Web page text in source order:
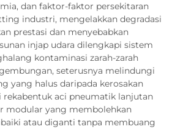
dan faktor-faktor persekitaran
industri, mengelakkan degradasi
prestasi dan menyebabkan
injap udara dilengkapi sistem
kontaminasi zarah-zarah
seterusnya melindungi
yang halus daripada kerosakan
rekabentuk aci pneumatik lanjutan
modular yang membolehkan
atau diganti tanpa membuang